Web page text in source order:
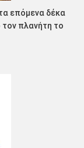
επόμενα δέκα
τον πλανήτη το